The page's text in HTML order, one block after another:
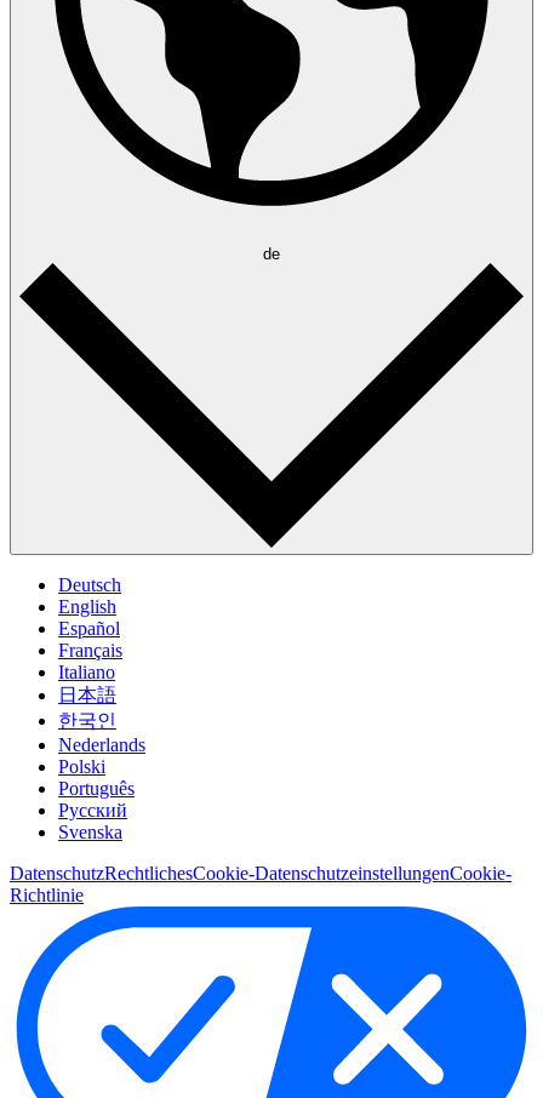
de
Deutsch
English
Español
Français
Italiano
日本語
한국인
Nederlands
Polski
Português
Pусский
Svenska
DatenschutzRechtlichesCookie-DatenschutzeinstellungenCookie-
Richtlinie